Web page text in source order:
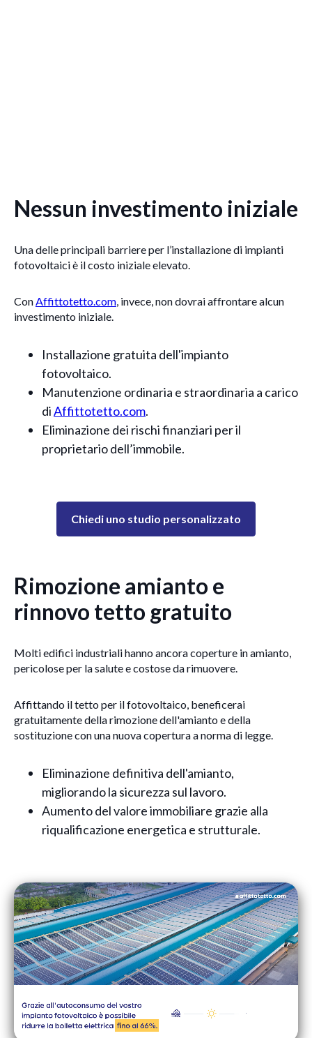
Nessun investimento iniziale
Una delle principali barriere per l’installazione di impianti
fotovoltaici è il costo iniziale elevato.
ConAffittotetto.com, invece, non dovrai affrontare alcun
investimento iniziale.
Installazione gratuita dell'impianto
fotovoltaico.
Manutenzione ordinaria e straordinaria a carico
diAffittotetto.com.
Eliminazione dei rischi finanziari per il
proprietario dell’immobile.
Chiedi uno studio personalizzato
Rimozione amianto e
rinnovo tetto gratuito
Molti edifici industriali hanno ancora coperture in amianto,
pericolose per la salute e costose da rimuovere.
Affittando il tetto per il fotovoltaico, beneficerai
gratuitamente della rimozione dell'amianto e della
sostituzione con una nuova copertura a norma di legge.
Eliminazione definitiva dell'amianto,
migliorando la sicurezza sul lavoro.
Aumento del valore immobiliare grazie alla
riqualificazione energetica e strutturale.